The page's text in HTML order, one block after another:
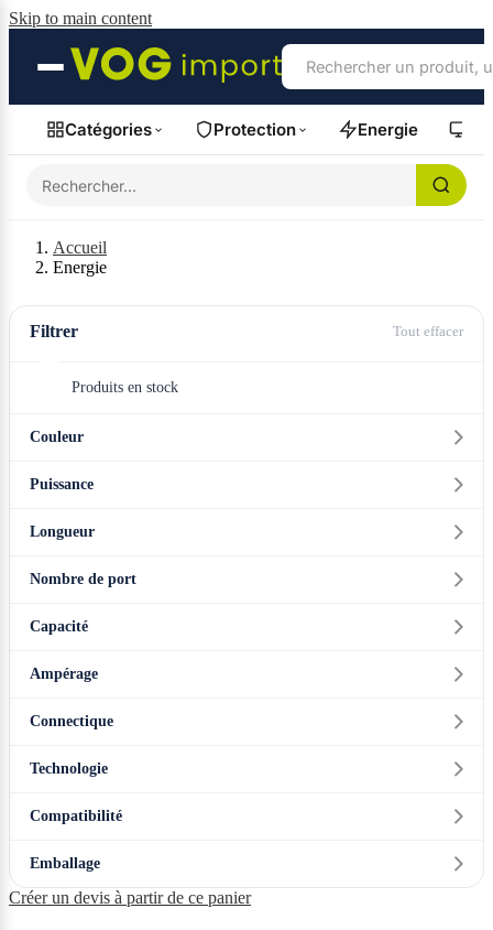
Skip to main content
Catégories Protection Energie
Accueil
Energie
Filtrer Tout effacer
Produits en stock
Couleur
Puissance
Longueur
Nombre de port
Capacité
Ampérage
Connectique
Technologie
Compatibilité
Emballage
Créer un devis à partir de ce panier